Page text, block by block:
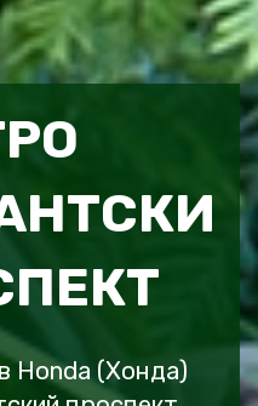
Honda (Хонда)